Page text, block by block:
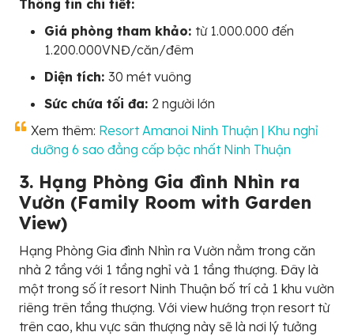
Thông tin chi tiết:
Giá phòng tham khảo: từ 1.000.000 đến
1.200.000VNĐ/căn/đêm
Diện tích: 30 mét vuông
Sức chứa tối đa: 2 người lớn
Xem thêm: Resort Amanoi Ninh Thuận | Khu nghỉ
dưỡng 6 sao đẳng cấp bậc nhất Ninh Thuận
3. Hạng Phòng Gia đình Nhìn ra
Vườn (Family Room with Garden
View)
Hạng Phòng Gia đình Nhìn ra Vườn nằm trong căn
nhà 2 tầng với 1 tầng nghỉ và 1 tầng thượng. Đây là
một trong số ít resort Ninh Thuận bố trí cả 1 khu vườn
riêng trên tầng thượng. Với view hướng trọn resort từ
trên cao, khu vực sân thượng này sẽ là nơi lý tưởng